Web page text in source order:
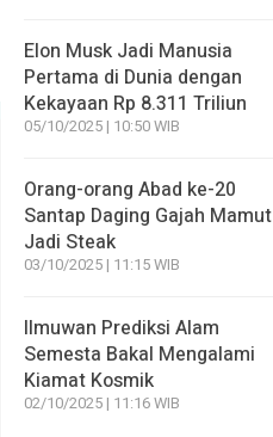
Elon Musk Jadi Manusia
Pertama di Dunia dengan
Kekayaan Rp 8.311 Triliun
05/10/2025 | 10:50 WIB
Orang-orang Abad ke-20
Santap Daging Gajah Mamut
Jadi Steak
03/10/2025 | 11:15 WIB
Ilmuwan Prediksi Alam
Semesta Bakal Mengalami
Kiamat Kosmik
02/10/2025 | 11:16 WIB